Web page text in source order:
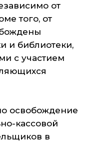
от
того, от
и библиотеки,
с участием
освобождение
кассовой
в